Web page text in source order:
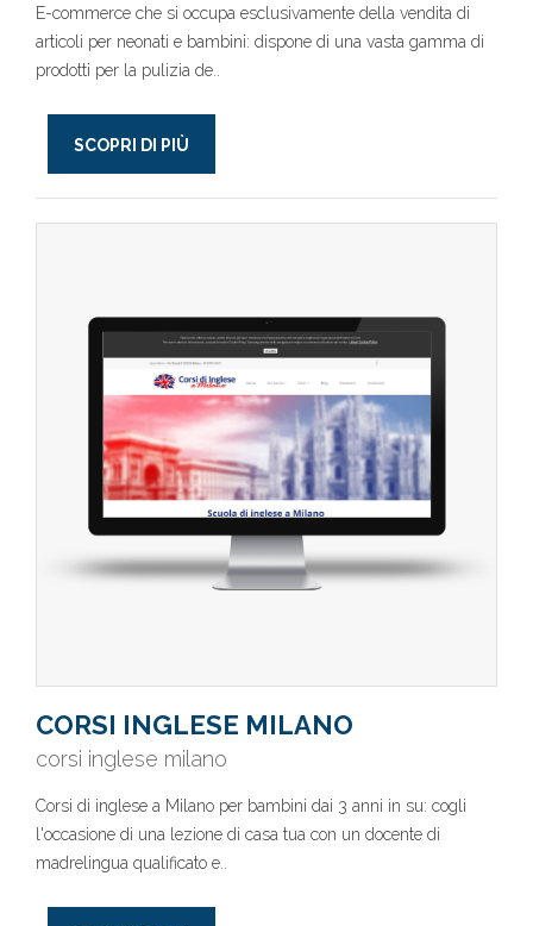
E-commerce che si occupa esclusivamente della vendita di
articoli per neonati e bambini: dispone di una vasta gamma di
prodotti per la pulizia de..
SCOPRI DI PIÙ
CORSI INGLESE MILANO
corsi inglese milano
Corsi di inglese a Milano per bambini dai 3 anni in su: cogli
l'occasione di una lezione di casa tua con un docente di
madrelingua qualificato e..